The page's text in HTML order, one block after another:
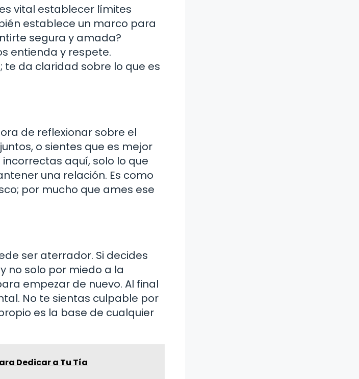
vital establecer límites
establece un marco para
segura y amada?
entienda y respete.
da claridad sobre lo que es
de reflexionar sobre el
o sientes que es mejor
aquí, solo lo que
una relación. Es como
por mucho que ames ese
ser aterrador. Si decides
no solo por miedo a la
empezar de nuevo. Al final
No te sientas culpable por
es la base de cualquier
Dedicar a Tu Tía